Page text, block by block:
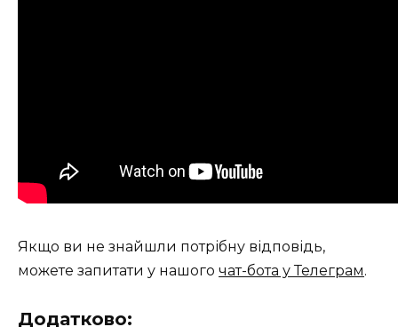
Якщо ви не знайшли потрібну відповідь,
можете запитати у нашого чат-бота у Телеграм.
Додатково: